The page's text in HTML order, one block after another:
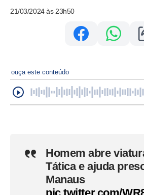
21/03/2024 às 23h50
ouça este conteúdo
Homem abre
Tática e ajuda
Manaus